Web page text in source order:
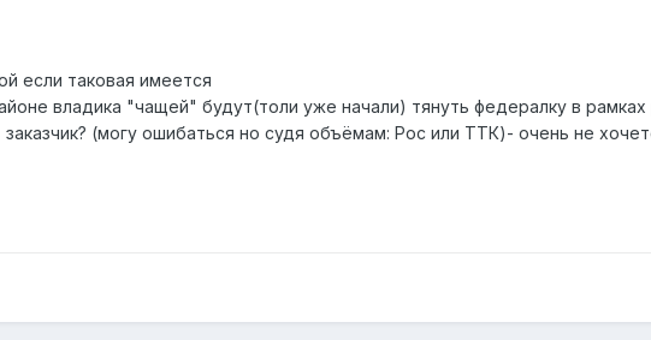
если таковая имеется
владика "чащей" будут(толи уже начали) тянуть федералку в рамках
заказчик? (могу ошибаться но судя объёмам: Рос или ТТК)- очень не